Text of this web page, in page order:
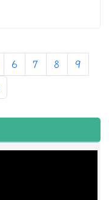
6 7 8 9
後頁